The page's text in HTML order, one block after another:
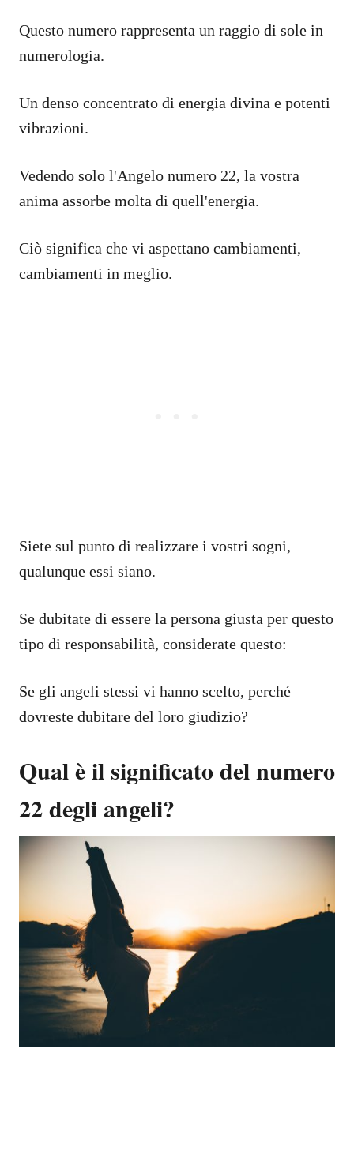
Questo numero rappresenta un raggio di sole in
numerologia.
Un denso concentrato di energia divina e potenti
vibrazioni.
Vedendo solo l'Angelo numero 22, la vostra
anima assorbe molta di quell'energia.
Ciò significa che vi aspettano cambiamenti,
cambiamenti in meglio.
Siete sul punto di realizzare i vostri sogni,
qualunque essi siano.
Se dubitate di essere la persona giusta per questo
tipo di responsabilità, considerate questo:
Se gli angeli stessi vi hanno scelto, perché
dovreste dubitare del loro giudizio?
Qual è il significato del numero
22 degli angeli?